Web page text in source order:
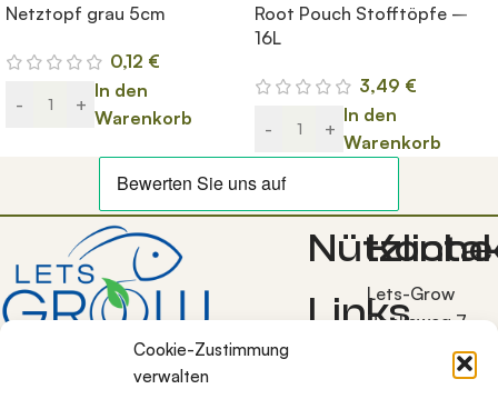
Cookie-Zustimmung
verwalten
Netztopf grau 5cm
0,12 €
-
+
In den
Warenkorb
Root Pouch Stofftöpfe –
16L
3,49 €
-
+
In den
Warenkorb
Nützliche
LinksLets-Grow
Bocksweg 7
Burgdorf OT